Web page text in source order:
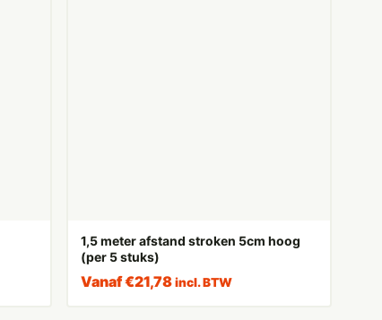
1,5 meter afstand stroken 5cm hoog
(per 5 stuks)
Vanaf€21,78 incl. BTW